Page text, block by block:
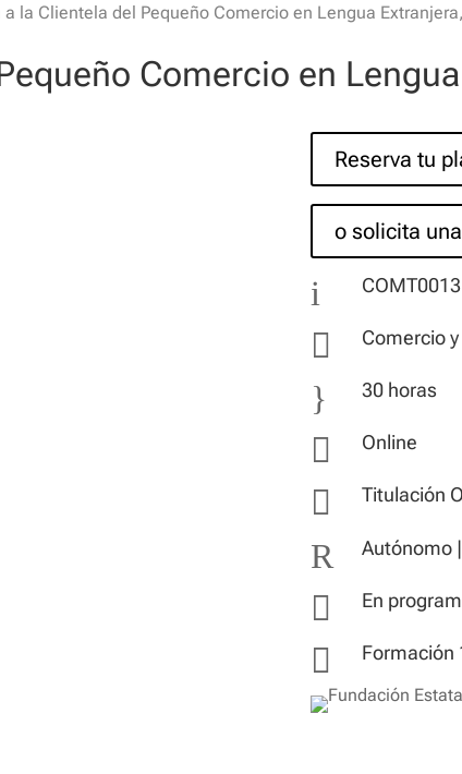
a la Clientela del Pequeño Comercio en Lengua
Comercio en
Reserva tu
o solicita
i COMT0013
 Comercio
} 30 horas
 Online
 Titulación
R Autónomo
 En
 Formación